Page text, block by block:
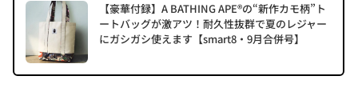
【豪華付録】A BATHING APE®の“新作カモ柄”ト
ートバッグが激アツ！耐久性抜群で夏のレジャー
にガシガシ使えます【smart8・9月合併号】